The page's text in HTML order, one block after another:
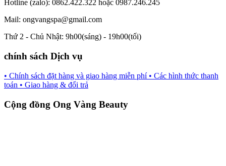
Hotline (zalo): 0862.422.322 hoặc 0987.246.245
Mail: ongvangspa@gmail.com
Thứ 2 - Chủ Nhật: 9h00(sáng) - 19h00(tối)
chính sách Dịch vụ
• Chính sách đặt hàng và giao hàng miễn phí • Các hình thức thanh
toán • Giao hàng & đổi trả
Cộng đồng Ong Vàng Beauty